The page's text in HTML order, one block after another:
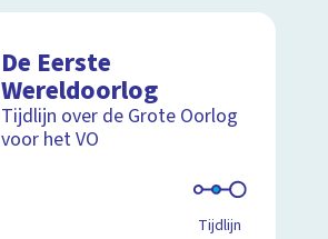
De Eerste
Wereldoorlog
Tijdlijn over de Grote Oorlog
voor het VO
Tijdlijn